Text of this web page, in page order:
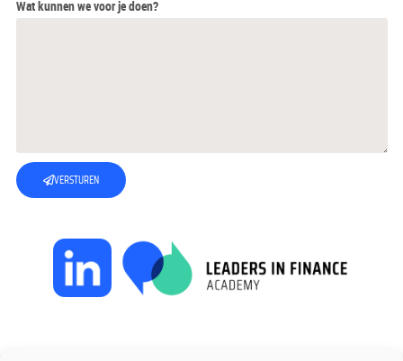
Wat kunnen we voor je doen?
VERSTUREN